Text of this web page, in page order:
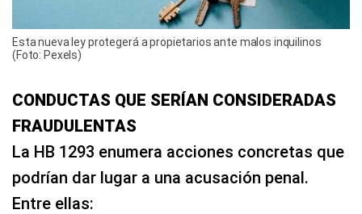
Esta nueva ley protegerá a propietarios ante malos inquilinos
(Foto: Pexels)
CONDUCTAS QUE SERÍAN CONSIDERADAS
FRAUDULENTAS
La HB 1293 enumera acciones concretas que
podrían dar lugar a una acusación penal.
Entre ellas: